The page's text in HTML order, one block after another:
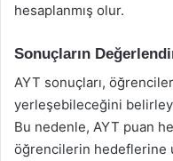
hesaplanmış olur.
Sonuçların
AYT sonuçları,
yerleşebileceğini
Bu nedenle, AYT puan
öğrencilerin hedeflerine